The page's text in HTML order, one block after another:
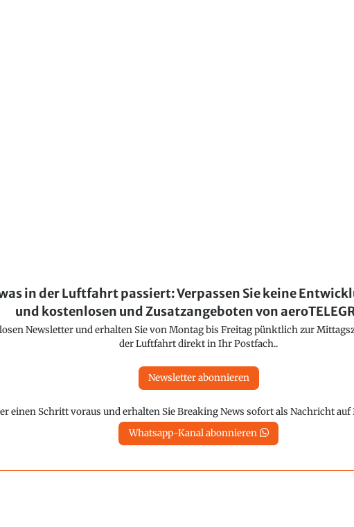
in der Luftfahrt passiert: Verpassen Sie keine
und kostenlosen und Zusatzangeboten von
Newsletter und erhalten Sie von Montag bis Freitag pünktlich zur
der Luftfahrt direkt in Ihr Postfach..
Newsletter abonnieren
einen Schritt voraus und erhalten Sie Breaking News sofort als Nachricht
Whatsapp-Kanal abonnieren